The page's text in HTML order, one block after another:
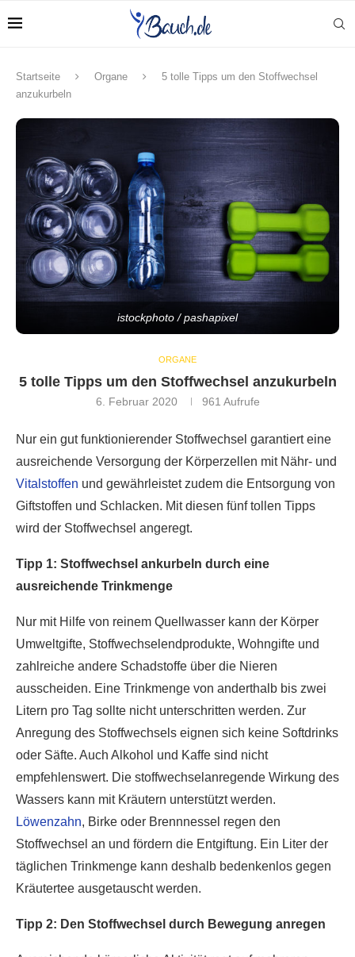
Startseite Organe
5 tolle Tipps um den Stoffwechsel
anzukurbeln
istockphoto / pashapixel
ORGANE
5 tolle Tipps um den Stoffwechsel anzukurbeln
6. Februar 2020 961 Aufrufe
Nur ein gut funktionierender Stoffwechsel garantiert eine
ausreichende Versorgung der Körperzellen mit Nähr- und
Vitalstoffen und gewährleistet zudem die Entsorgung von
Giftstoffen und Schlacken. Mit diesen fünf tollen Tipps
wird der Stoffwechsel angeregt.
Tipp 1: Stoffwechsel ankurbeln durch eine
ausreichende Trinkmenge
Nur mit Hilfe von reinem Quellwasser kann der Körper
Umweltgifte, Stoffwechselendprodukte, Wohngifte und
zahlreiche andere Schadstoffe über die Nieren
ausscheiden. Eine Trinkmenge von anderthalb bis zwei
Litern pro Tag sollte nicht unterschritten werden. Zur
Anregung des Stoffwechsels eignen sich keine Softdrinks
oder Säfte. Auch Alkohol und Kaffe sind nicht
empfehlenswert. Die stoffwechselanregende Wirkung des
Wassers kann mit Kräutern unterstützt werden.
Löwenzahn, Birke oder Brennnessel regen den
Stoffwechsel an und fördern die Entgiftung. Ein Liter der
täglichen Trinkmenge kann deshalb bedenkenlos gegen
Kräutertee ausgetauscht werden.
Tipp 2: Den Stoffwechsel durch Bewegung anregen